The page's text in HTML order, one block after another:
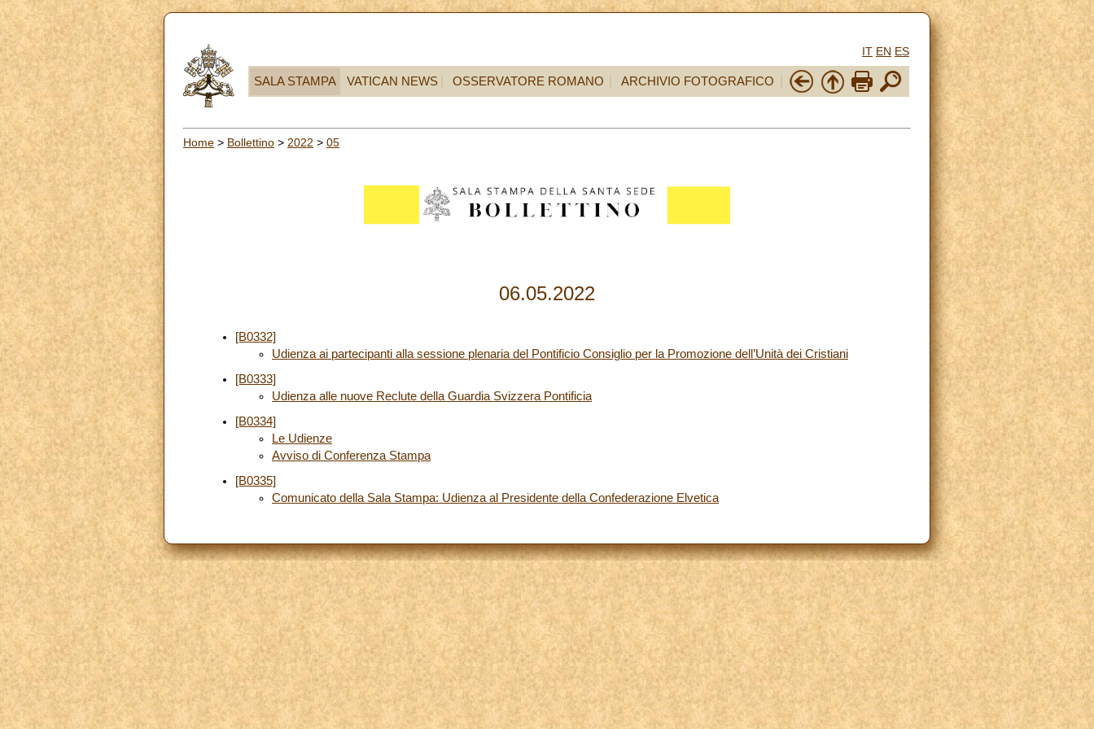
IT EN ES
SALA STAMPA VATICAN NEWS OSSERVATORE ROMANO ARCHIVIO FOTOGRAFICO
Home > Bollettino > 2022 > 05
06.05.2022
[B0332]
Udienza ai partecipanti alla sessione plenaria del Pontificio Consiglio per la Promozione dell’Unità dei Cristiani
[B0333]
Udienza alle nuove Reclute della Guardia Svizzera Pontificia
[B0334]
Le Udienze
Avviso di Conferenza Stampa
[B0335]
Comunicato della Sala Stampa: Udienza al Presidente della Confederazione Elvetica